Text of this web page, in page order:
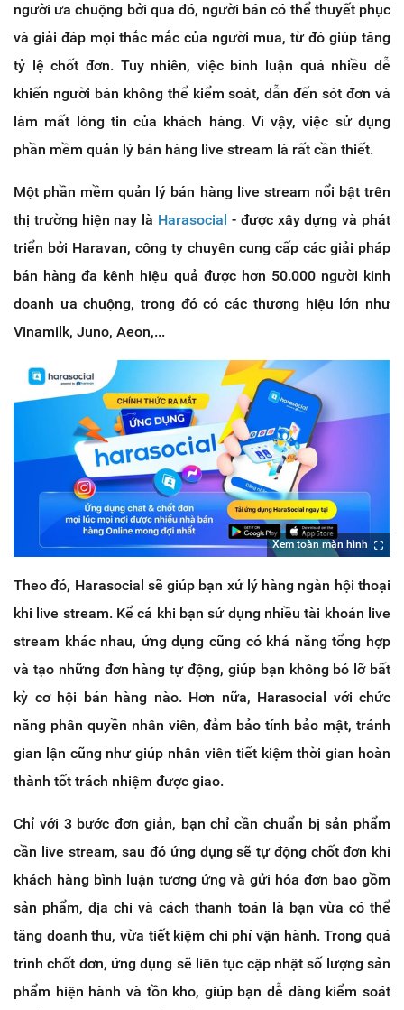
người ưa chuộng bởi qua đó, người bán có thể thuyết phục
và giải đáp mọi thắc mắc của người mua, từ đó giúp tăng
tỷ lệ chốt đơn. Tuy nhiên, việc bình luận quá nhiều dễ
khiến người bán không thể kiểm soát, dẫn đến sót đơn và
làm mất lòng tin của khách hàng. Vì vậy, việc sử dụng
phần mềm quản lý bán hàng live stream là rất cần thiết.
Một phần mềm quản lý bán hàng live stream nổi bật trên
thị trường hiện nay là Harasocial - được xây dựng và phát
triển bởi Haravan, công ty chuyên cung cấp các giải pháp
bán hàng đa kênh hiệu quả được hơn 50.000 người kinh
doanh ưa chuộng, trong đó có các thương hiệu lớn như
Vinamilk, Juno, Aeon,...
Xem toàn màn hình
Theo đó, Harasocial sẽ giúp bạn xử lý hàng ngàn hội thoại
khi live stream. Kể cả khi bạn sử dụng nhiều tài khoản live
stream khác nhau, ứng dụng cũng có khả năng tổng hợp
và tạo những đơn hàng tự động, giúp bạn không bỏ lỡ bất
kỳ cơ hội bán hàng nào. Hơn nữa, Harasocial với chức
năng phân quyền nhân viên, đảm bảo tính bảo mật, tránh
gian lận cũng như giúp nhân viên tiết kiệm thời gian hoàn
thành tốt trách nhiệm được giao.
Chỉ với 3 bước đơn giản, bạn chỉ cần chuẩn bị sản phẩm
cần live stream, sau đó ứng dụng sẽ tự động chốt đơn khi
khách hàng bình luận tương ứng và gửi hóa đơn bao gồm
sản phẩm, địa chi và cách thanh toán là bạn vừa có thể
tăng doanh thu, vừa tiết kiệm chi phí vận hành. Trong quá
trình chốt đơn, ứng dụng sẽ liên tục cập nhật số lượng sản
phẩm hiện hành và tồn kho, giúp bạn dễ dàng kiểm soát